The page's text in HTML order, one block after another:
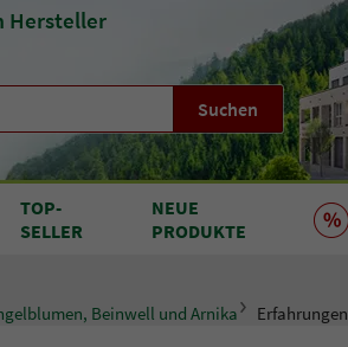
Hersteller
Suchen
TOP-
SELLER
NEUE
PRODUKTE
Beinwell und Arnika Erfahrungen